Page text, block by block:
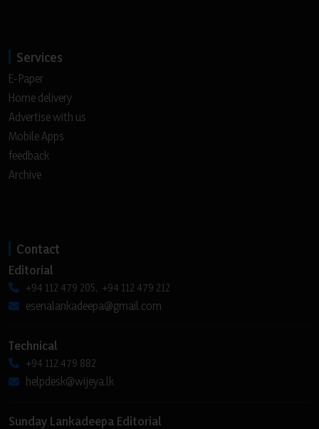
Services
E-Paper
Home delivery
Advertise with us
Mobile Apps
feedback
Archive
Contact
Editorial
+94 112 479 205, +94 112 479 212
esenalankadeepa@gmail.com
Technical
+94 112 479 882
helpdesk@wijeya.lk
Sunday Lankadeepa Editorial